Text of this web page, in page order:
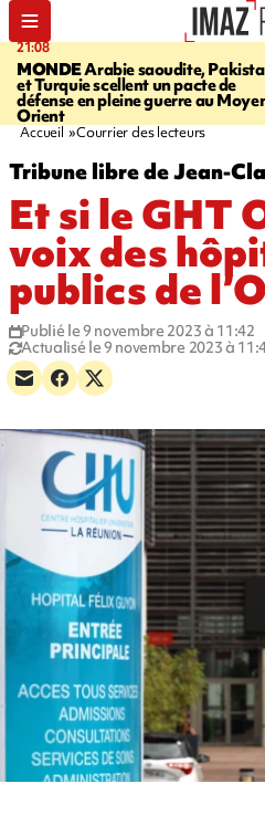
21:08
MONDEArabie saoudite,
et Turquie scellent un pacte de
défense en pleine guerre au
Orient
Accueil Courrier des lecteurs
Tribune libre de Jean-
Et si le GHT
voix des
publics de
Publié le 9 novembre 2023 à 11:42
Actualisé le 9 novembre 2023 à